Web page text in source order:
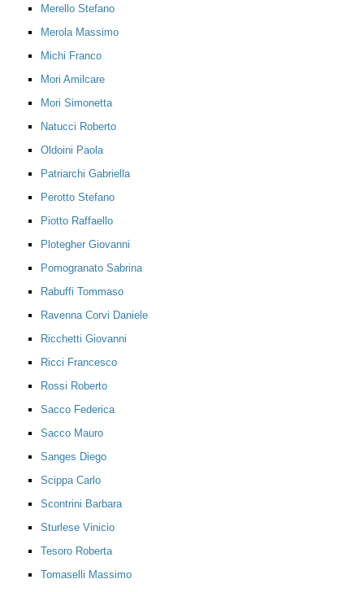
Merello Stefano
Merola Massimo
Michi Franco
Mori Amilcare
Mori Simonetta
Natucci Roberto
Oldoini Paola
Patriarchi Gabriella
Perotto Stefano
Piotto Raffaello
Plotegher Giovanni
Pomogranato Sabrina
Rabuffi Tommaso
Ravenna Corvi Daniele
Ricchetti Giovanni
Ricci Francesco
Rossi Roberto
Sacco Federica
Sacco Mauro
Sanges Diego
Scippa Carlo
Scontrini Barbara
Sturlese Vinicio
Tesoro Roberta
Tomaselli Massimo